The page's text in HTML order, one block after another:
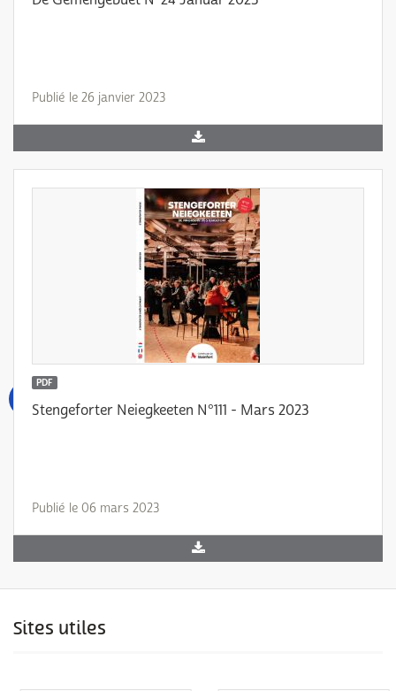
Publié le 26 janvier 2023
PDF
Stengeforter Neiegkeeten N°111 - Mars 2023
Publié le 06 mars 2023
Sites utiles